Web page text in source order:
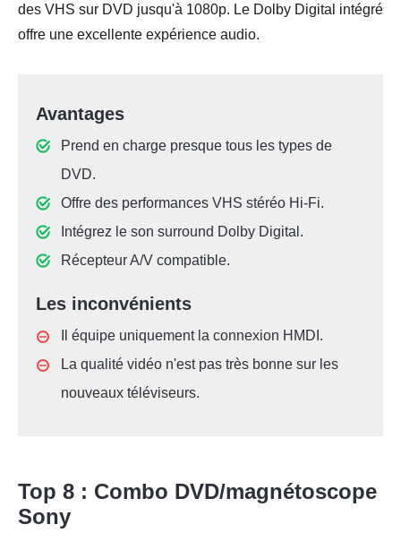
des VHS sur DVD jusqu'à 1080p. Le Dolby Digital intégré
offre une excellente expérience audio.
Avantages
Prend en charge presque tous les types de
DVD.
Offre des performances VHS stéréo Hi-Fi.
Intégrez le son surround Dolby Digital.
Récepteur A/V compatible.
Les inconvénients
Il équipe uniquement la connexion HMDI.
La qualité vidéo n'est pas très bonne sur les
nouveaux téléviseurs.
Top 8 : Combo DVD/magnétoscope
Sony